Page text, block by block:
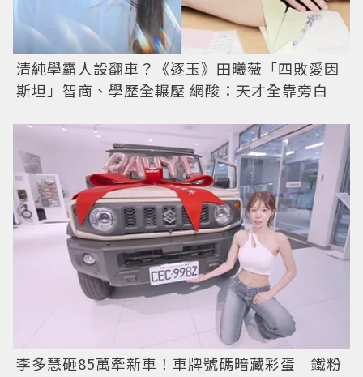
清純學霸人設翻車？《逐玉》田曦薇「四敗愛因
斯坦」智商、學歷全輾壓 網酸：天才全靠旁白
李多慧砸85萬牽新車！車牌號碼暗藏彩蛋 鐵粉